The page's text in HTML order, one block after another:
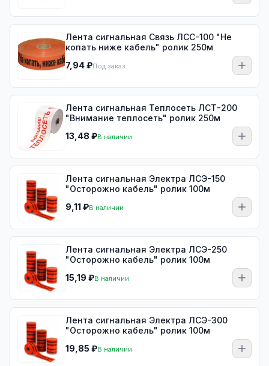
Лента сигнальная Связь ЛСС-100 "Не
копать ниже кабель" ролик 250м
7,94 ₽Под заказ
Лента сигнальная Теплосеть ЛСТ-200
"Внимание теплосеть" ролик 250м
13,48 ₽В наличии
Лента сигнальная Электра ЛСЭ-150
"Осторожно кабель" ролик 100м
9,11 ₽В наличии
Лента сигнальная Электра ЛСЭ-250
"Осторожно кабель" ролик 100м
15,19 ₽В наличии
Лента сигнальная Электра ЛСЭ-300
"Осторожно кабель" ролик 100м
19,85 ₽В наличии